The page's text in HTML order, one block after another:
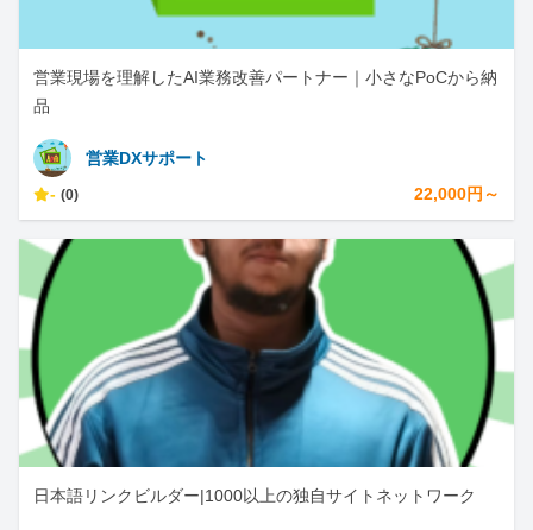
営業現場を理解したAI業務改善パートナー｜小さなPoCから納
品
営業DXサポート
- (0) 22,000円～
日本語リンクビルダー|1000以上の独自サイトネットワーク